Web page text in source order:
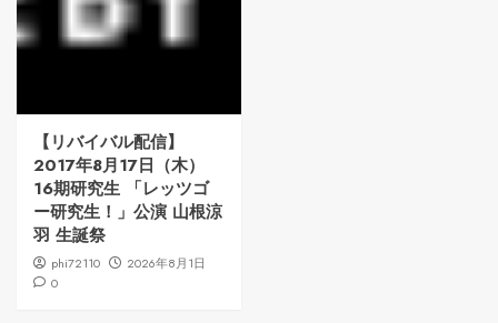
【リバイバル配信】
2017年8月17日（木）
16期研究生 「レッツゴ
ー研究生！」公演 山根涼
羽 生誕祭
phi72110
2026年8月1日
0